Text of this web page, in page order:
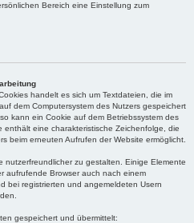
Bereich eine Einstellung zum
handelt es sich um Textdateien, die im
dem Computersystem des Nutzers gespeichert
kann ein Cookie auf dem Betriebssystem des
enthält eine charakteristische Zeichenfolge, die
beim erneuten Aufrufen der Website ermöglicht.
nutzerfreundlicher zu gestalten. Einige Elemente
aufrufende Browser auch nach einem
bei registrierten und angemeldeten Usern
gespeichert und übermittelt: